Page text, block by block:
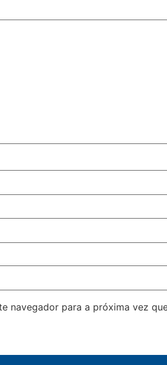
navegador para a próxima vez